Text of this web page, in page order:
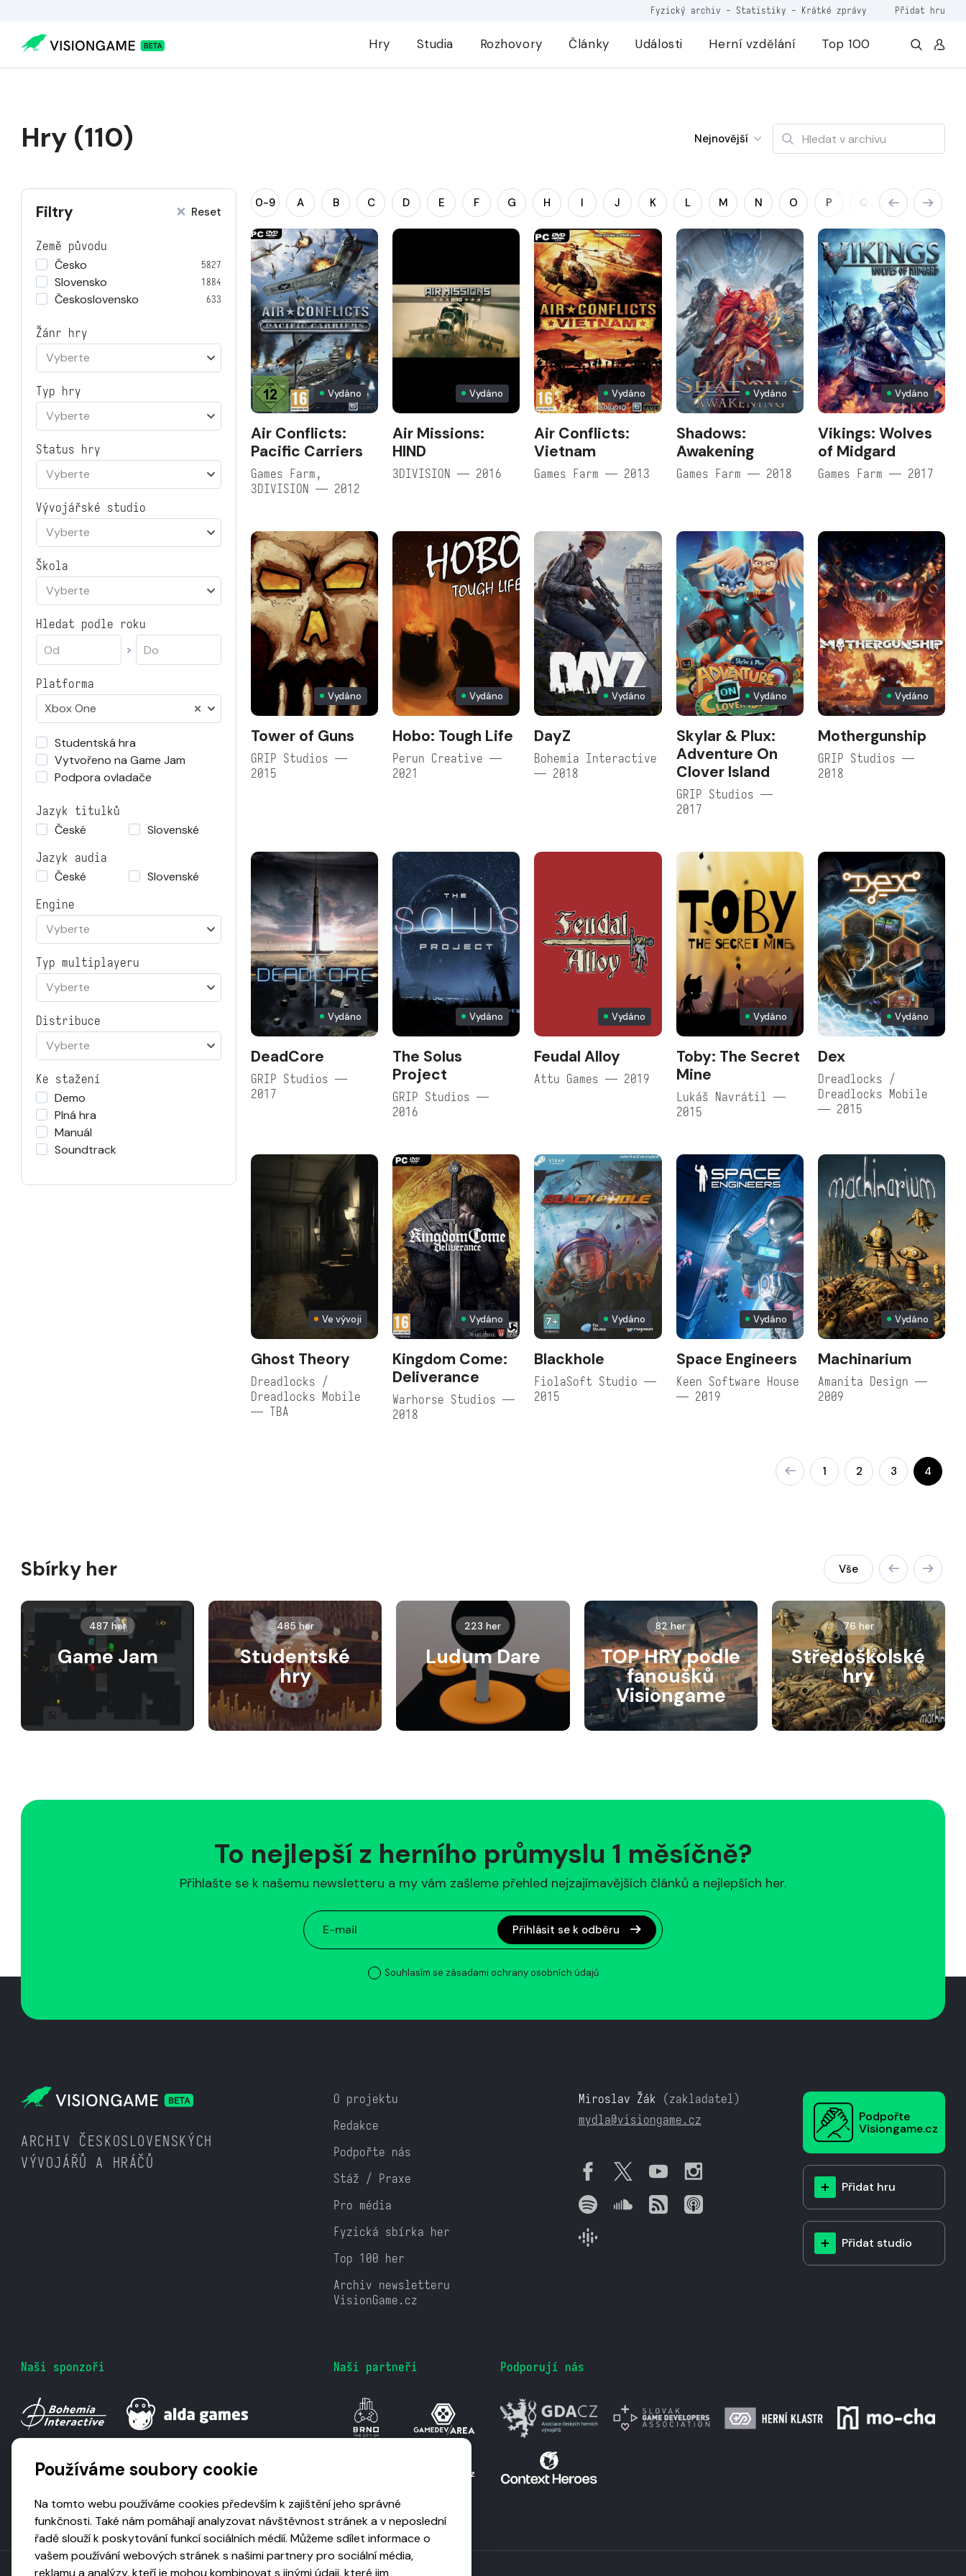
Fyzický archiv - Statistiky - Krátké zprávy Přidat hru
Hry Studia Rozhovory Články Události Herní vzdělání Top 100
Hry (110) Nejnovější
Filtry Reset
Země původu
Česko
5827
Slovensko 1884
Československo 633
Žánr hry
Vyberte
Typ hry
Vyberte
Status hry
Vyberte
Vývojářské studio
Vyberte
Škola
Vyberte
Hledat podle roku
Platforma
Xbox One
Studentská hra
Vytvořeno na Game Jam
Podpora ovladače
Jazyk titulků
České
Slovenské
Jazyk audia
České
Slovenské
Engine
Vyberte
Typ multiplayeru
Vyberte
Distribuce
Vyberte
Ke stažení
Demo
Plná hra
Manuál
Soundtrack
0-9 A B C D E F G H I J K L M N O P Q R S
Vydáno
Air Conflicts:
Pacific Carriers
Games Farm,
3DIVISION — 2012
Vydáno
Air Missions:
HIND
3DIVISION — 2016
Vydáno
Air Conflicts:
Vietnam
Games Farm — 2013
Vydáno
Shadows:
Awakening
Games Farm — 2018
Vydáno
Vikings: Wolves
of Midgard
Games Farm — 2017
Vydáno
Tower of Guns
GRIP Studios —
2015
Vydáno
Hobo: Tough Life
Perun Creative —
2021
Vydáno
DayZ
Bohemia Interactive
— 2018
Vydáno
Skylar & Plux:
Adventure On
Clover Island
GRIP Studios —
2017
Vydáno
Mothergunship
GRIP Studios —
2018
Vydáno
DeadCore
GRIP Studios —
2017
Vydáno
The Solus
Project
GRIP Studios —
2016
Vydáno
Feudal Alloy
Attu Games — 2019
Vydáno
Toby: The Secret
Mine
Lukáš Navrátil —
2015
Vydáno
Dex
Dreadlocks /
Dreadlocks Mobile
— 2015
Ve vývoji
Ghost Theory
Dreadlocks /
Dreadlocks Mobile
— TBA
Vydáno
Kingdom Come:
Deliverance
Warhorse Studios —
2018
Vydáno
Blackhole
FiolaSoft Studio —
2015
Vydáno
Space Engineers
Keen Software House
— 2019
Vydáno
Machinarium
Amanita Design —
2009
1 2 3 4
Sbírky her Vše
487 her
Game Jam
485 her
Studentské
hry
223 her
Ludum Dare
82 her
TOP HRY podle
fanoušků
Visiongame
76 her
Středoškolské
hry
To nejlepší z herního průmyslu 1 měsíčně?
Přihlašte se k našemu newsletteru a my vám zašleme přehled nejzajímavějších článků a nejlepších her.
Přihlásit se k odběru
Souhlasím se zásadami ochrany osobních údajů
ARCHIV ČESKOSLOVENSKÝCH
VÝVOJÁŘŮ A HRÁČŮ
O projektu
Redakce
Podpořte nás
Stáž / Praxe
Pro média
Fyzická sbírka her
Top 100 her
Archiv newsletteru
VisionGame.cz
Miroslav Žák (zakladatel)
mydla@visiongame.cz
Podpořte
Visiongame.cz
Přidat hru
Přidat studio
Naši sponzoři Naši partneři Podporují nás
Používáme soubory cookie
Na tomto webu používáme cookies především k zajištění jeho správné
funkčnosti. Také nám pomáhají analyzovat návštěvnost stránek a v neposlední
řadě slouží k poskytování funkcí sociálních médií. Můžeme sdílet informace o
vašem používání webových stránek s našimi partnery pro sociální média,
reklamu a analýzy, kteří je mohou kombinovat s jinými údaji, které jim